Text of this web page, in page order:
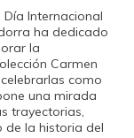
Internacional
ha dedicado
la
Carmen
como
una mirada
trayectorias,
de la historia del